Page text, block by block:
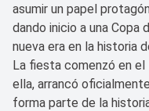
asumir un papel
dando inicio a una Copa
nueva era en la historia
La fiesta comenzó en el
ella, arrancó
forma parte de la